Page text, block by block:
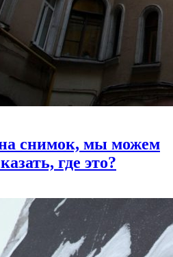
на снимок, мы можем
где это?